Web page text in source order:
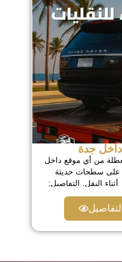
جدة
من أي موقع داخل
على سطحات حديثة
النقل. التفاصيل:
من موقع العطل حماية